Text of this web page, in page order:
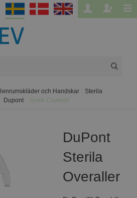
och Handskar
Sterila
Dupont Tyvek Coverall
DuPont
Sterila
Overaller